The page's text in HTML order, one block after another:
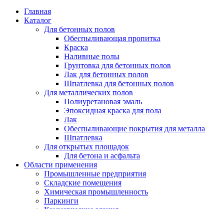
Главная
Каталог
Для бетонных полов
Обеспыливающая пропитка
Краска
Наливные полы
Грунтовка для бетонных полов
Лак для бетонных полов
Шпатлевка для бетонных полов
Для металлических полов
Полиуретановая эмаль
Эпоксидная краска для пола
Лак
Обеспыливающие покрытия для металла
Шпатлевка
Для открытых площадок
Для бетона и асфальта
Области применения
Промышленные предприятия
Складские помещения
Химическая промышленность
Паркинги